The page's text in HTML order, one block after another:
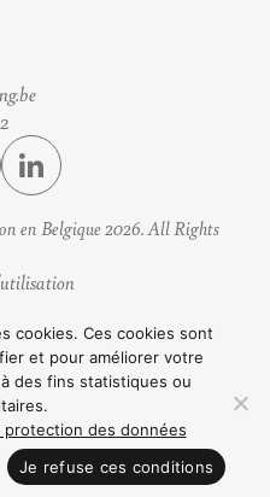
en Belgique 2026. All Rights
Design by eteamsys
cookies. Ces cookies sont
et pour améliorer votre
des fins statistiques ou
des données
Je refuse ces conditions